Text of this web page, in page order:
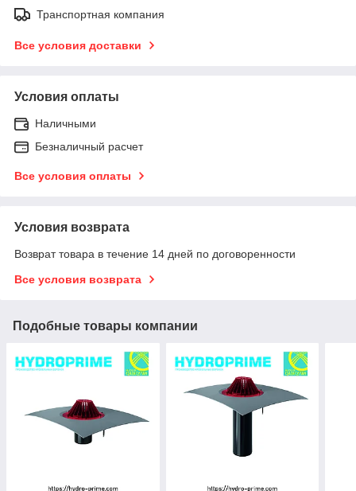
Транспортная компания
Все условия доставки
Условия оплаты
Наличными
Безналичный расчет
Все условия оплаты
Условия возврата
Возврат товара в течение 14 дней по договоренности
Все условия возврата
Подобные товары компании